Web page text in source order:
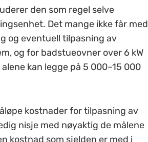
den som regel selve
Det mange ikke får med
og eventuell tilpasning av
og for badstueovner over 6 kW
kan legge på 5 000–15 000
kostnader for tilpasning av
nisje med nøyaktig de målene
kostnad som sjelden er med i